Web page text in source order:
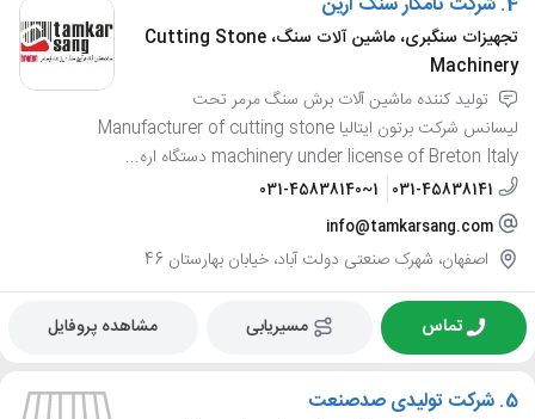
تجهیزات سنگبری، ماشین آلات سنگ، Cutting Stone
Machinery
تولید کننده ماشین آلات برش سنگ مرمر تحت
لیسانس شرکت برتون ایتالیا Manufacturer of cutting stone
machinery under license of Breton Italy دستگاه اره...
031-45838141
031-45838140~1
info@tamkarsang.com
اصفهان، شهرک صنعتی دولت آباد، خیابان بهارستان 46
تماس مسیریابی مشاهده پروفایل
5. شرکت تولیدی صدصنعت